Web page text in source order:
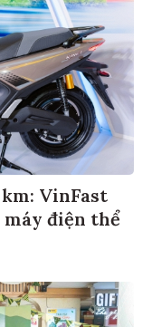
VinFast
máy điện thể